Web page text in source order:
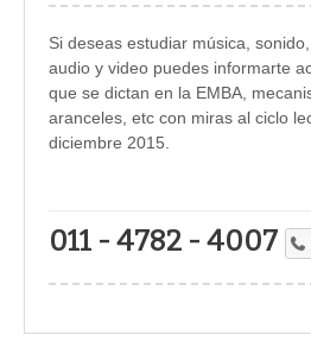
Si deseas estudiar música,
audio y video puedes informarte
que se dictan en la EMBA,
aranceles, etc con miras al ciclo
diciembre 2015.
011 - 4782 - 4007